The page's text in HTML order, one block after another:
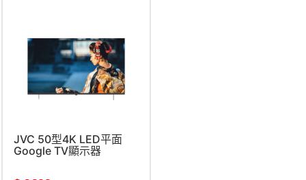
JVC 50型4K LED平面
Google TV顯示器